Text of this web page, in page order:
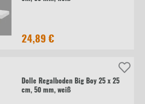
24,89 €
Dolle Regalboden Big Boy 25 x 25
cm, 50 mm, weiß